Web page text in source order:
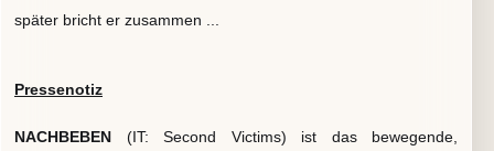
später bricht er zusammen ...
Pressenotiz
NACHBEBEN (IT: Second Victims) ist das bewegende,